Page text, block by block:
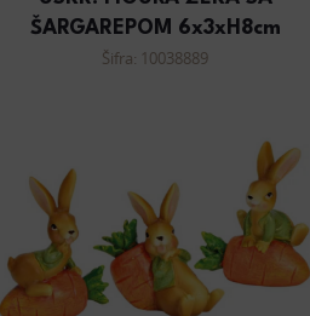
ŠARGAREPOM 6x3xH8cm
Šifra: 10038889